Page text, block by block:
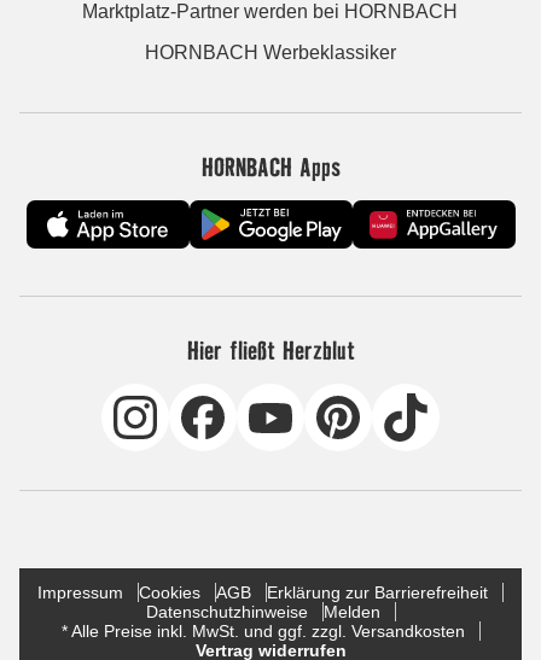
Marktplatz-Partner werden bei HORNBACH
HORNBACH Werbeklassiker
HORNBACH Apps
Hier fließt Herzblut
Impressum Cookies AGB
Erklärung zur Barrierefreiheit
Datenschutzhinweise
Melden
* Alle Preise inkl. MwSt. und ggf. zzgl. Versandkosten
Vertrag widerrufen